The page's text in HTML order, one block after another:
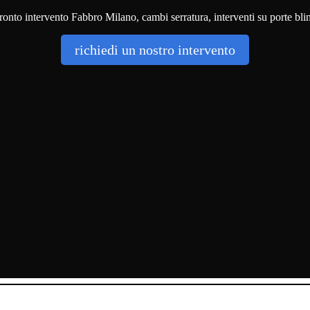
intervento Fabbro Milano, cambi serratura, interventi su porte
richiedi un nostro intervento